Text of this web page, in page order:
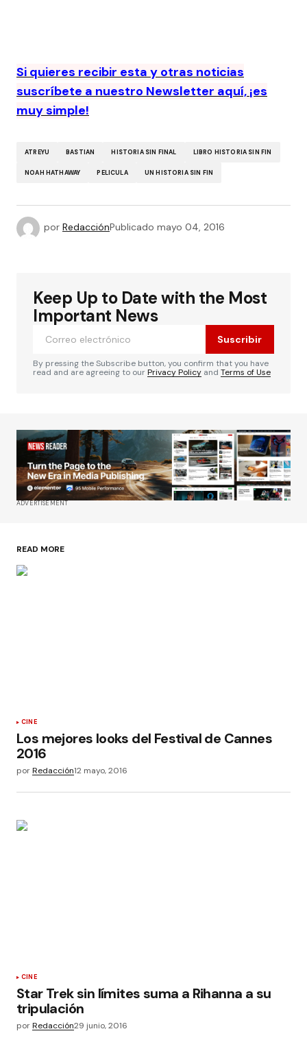
Si quieres recibir esta y otras noticias
suscríbete a nuestro Newsletter aquí, ¡es
muy simple!
ATREYU BASTIAN HISTORIA SIN FINAL LIBRO HISTORIA SIN FIN
NOAH HATHAWAY PELICULA UN HISTORIA SIN FIN
por RedacciónPublicado mayo 04, 2016
Keep Up to Date with the Most
Important News
Suscribir
By pressing the Subscribe button, you confirm that you have
read and are agreeing to ourPrivacy Policy and Terms of Use
ADVERTISEMENT
READ MORE
CINE
Los mejores looks del Festival de Cannes
2016
porRedacción12 mayo, 2016
CINE
Star Trek sin límites suma a Rihanna a su
tripulación
porRedacción29 junio, 2016